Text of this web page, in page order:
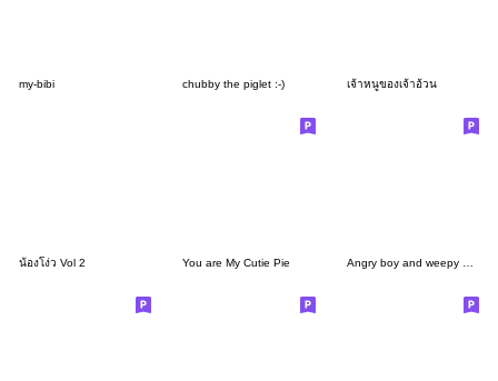
my-bibi chubby the piglet :-) เจ้าหนูของเจ้าอ้วน
น้องโง่ว Vol 2 You are My Cutie Pie